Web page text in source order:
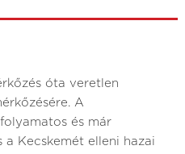
óta veretlen
A
és már
a Kecskemét elleni hazai